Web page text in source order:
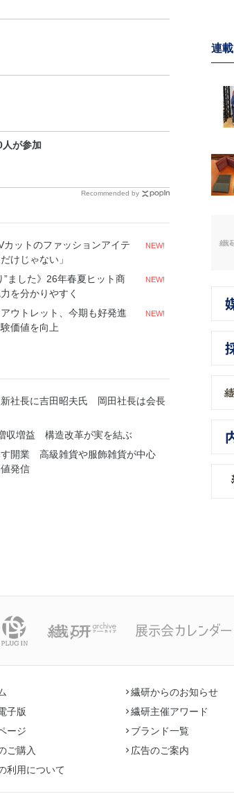
が参加
Recommended by
カットのファッションアイテ
けじゃない」
NEW!
”ました》26年春夏ヒット商
を分かりやすく
NEW!
ウトレット、今期も好発進
価値を向上
NEW!
社長に吉田昭夫氏 岡田社長は会長
収増益 構造改革が実を結ぶ
す開業 高級雑貨や服飾雑貨が中心
発信
連載
子版
ージ
ご購入
利用について
繊研からのお知らせ
繊研主催アワード
ブランド一覧
広告のご案内